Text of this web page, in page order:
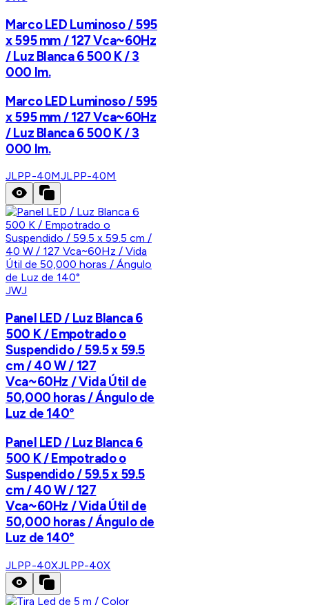
Marco LED Luminoso / 595
x 595 mm / 127 Vca~60Hz
/ Luz Blanca 6 500 K / 3
000 lm.
Marco LED Luminoso / 595
x 595 mm / 127 Vca~60Hz
/ Luz Blanca 6 500 K / 3
000 lm.
JLPP-40MJLPP-40M
JWJ
Panel LED / Luz Blanca 6
500 K / Empotrado o
Suspendido / 59.5 x 59.5
cm / 40 W / 127
Vca~60Hz / Vida Útil de
50,000 horas / Ángulo de
Luz de 140°
Panel LED / Luz Blanca 6
500 K / Empotrado o
Suspendido / 59.5 x 59.5
cm / 40 W / 127
Vca~60Hz / Vida Útil de
50,000 horas / Ángulo de
Luz de 140°
JLPP-40XJLPP-40X